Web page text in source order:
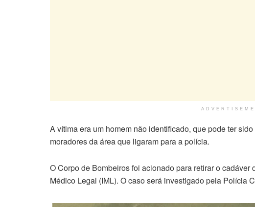
A vítima era um homem não identificado, que pode ter
moradores da área que ligaram para a polícia.
O Corpo de Bombeiros foi acionado para retirar o
Médico Legal (IML). O caso será investigado pela Polícia